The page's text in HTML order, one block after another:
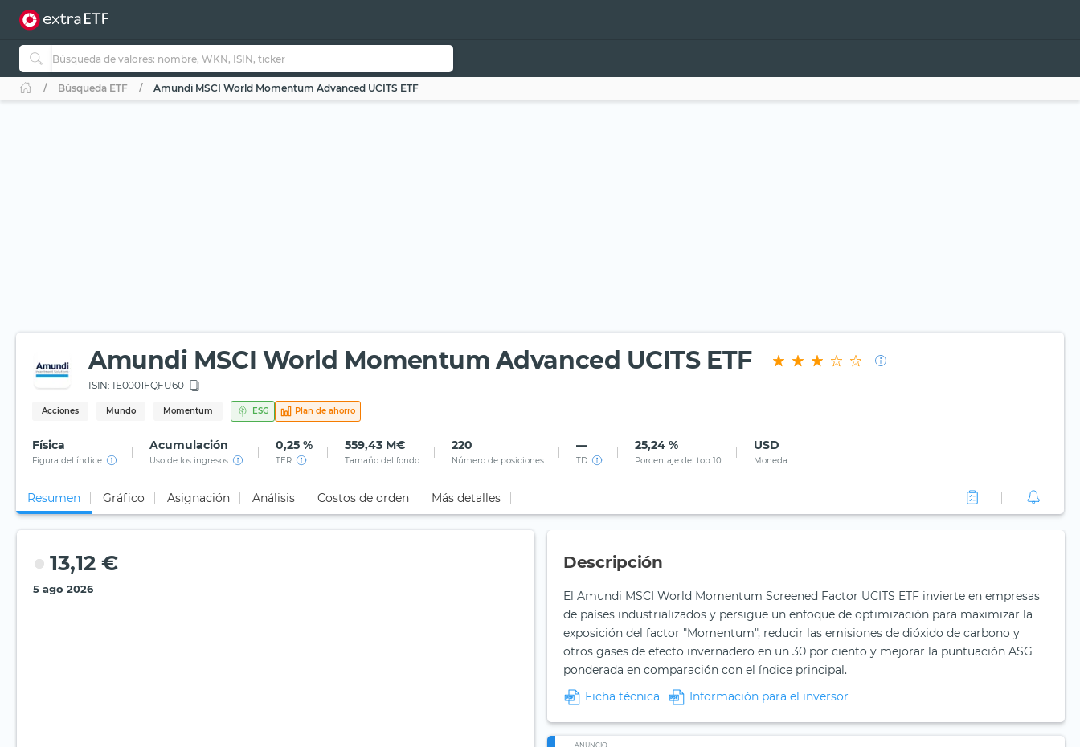
Búsqueda ETF Amundi MSCI World Momentum Advanced UCITS ETF
Amundi MSCI World Momentum Advanced UCITS ETF
ISIN: IE0001FQFU60
Acciones Mundo Momentum ESG Plan de ahorro
Física
Figura del índice
Acumulación
Uso de los ingresos
0,25 %
TER
559,43 M€
Tamaño del fondo
220
Número de posiciones
—
TD
25,24 %
Porcentaje del top 10
USD
Moneda
Resumen Gráfico Asignación Análisis Costos de orden Más detalles
13,12 €
5 ago 2026
Descripción
El Amundi MSCI World Momentum Screened Factor UCITS ETF invierte en empresas
de países industrializados y persigue un enfoque de optimización para maximizar la
exposición del factor "Momentum", reducir las emisiones de dióxido de carbono y
otros gases de efecto invernadero en un 30 por ciento y mejorar la puntuación ASG
ponderada en comparación con el índice principal.
Ficha técnica
Información para el inversor